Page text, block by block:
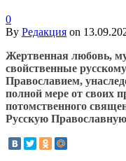
0
By Редакция on
Жертвенная любовь,
свойственные
Православием,
полной мере от своих
потомственного
Русскую